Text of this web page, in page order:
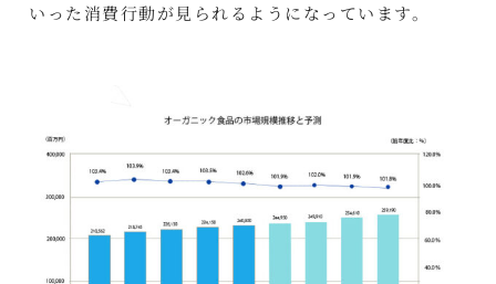
いった消費行動が見られるようになっています。